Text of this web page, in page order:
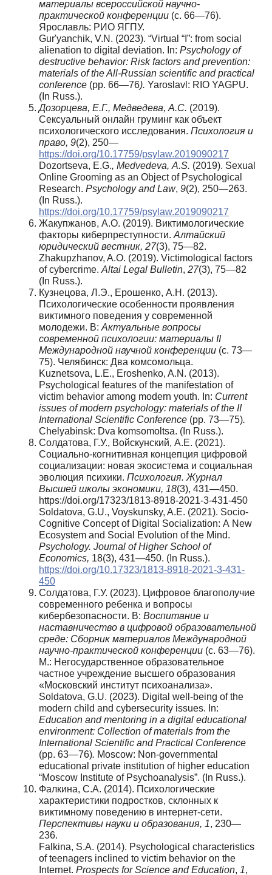
материалы всероссийской научно-
практической конференции (с. 66—76).
Ярославль: РИО ЯГПУ.
Gur'yanchik, V.N. (2023). “Virtual “I”: from social
alienation to digital deviation. In: Psychology of
destructive behavior: Risk factors and prevention:
materials of the All-Russian scientific and practical
conference (рр. 66—76). Yaroslavl: RIO YAGPU.
(In Russ.).
Дозорцева, Е.Г., Медведева, А.С. (2019).
Сексуальный онлайн груминг как объект
психологического исследования. Психология и
право, 9(2), 250—
https://doi.org/10.17759/psylaw.2019090217
Dozortseva, E.G., Medvedeva, А.S. (2019). Sexual
Online Grooming as an Object of Psychological
Research. Psychology and Law, 9(2), 250—263.
(In Russ.).
https://doi.org/10.17759/psylaw.2019090217
Жакупжанов, А.О. (2019). Виктимологические
факторы киберпреступности. Алтайский
юридический вестник, 27(3), 75—82.
Zhakupzhanov, A.O. (2019). Victimological factors
of cybercrime. Altai Legal Bulletin, 27(3), 75—82
(In Russ.).
Кузнецова, Л.Э., Ерошенко, А.Н. (2013).
Психологические особенности проявления
виктимного поведения у современной
молодежи. В: Актуальные вопросы
современной психологии: материалы II
Международной научной конференции (с. 73—
75). Челябинск: Два комсомольца.
Kuznetsova, L.E., Eroshenko, A.N. (2013).
Psychological features of the manifestation of
victim behavior among modern youth. In: Current
issues of modern psychology: materials of the II
International Scientific Conference (рр. 73—75).
Chelyabinsk: Dva komsomoltsa. (In Russ.).
Солдатова, Г.У., Войскунский, А.Е. (2021).
Социально-когнитивная концепция цифровой
социализации: новая экосистема и социальная
эволюция психики. Психология. Журнал
Высшей школы экономики, 18(3), 431—450.
https://doi.org/17323/1813-8918-2021-3-431-450
Soldatova, G.U., Voyskunsky, A.E. (2021). Socio-
Cognitive Concept of Digital Socialization: А New
Ecosystem and Social Evolution of the Mind.
Psychology. Journal of Higher School of
Economics, 18(3), 431—450. (In Russ.).
https://doi.org/10.17323/1813-8918-2021-3-431-
450
Cолдатова, Г.У. (2023). Цифровое благополучие
современного ребенка и вопросы
кибербезопасности. В: Воспитание и
наставничество в цифровой образовательной
среде: Сборник материалов Международной
научно-практической конференции (с. 63—76).
М.: Негосударственное образовательное
частное учреждение высшего образования
«Московский институт психоанализа».
Soldatova, G.U. (2023). Digital well-being of the
modern child and cybersecurity issues. In:
Education and mentoring in a digital educational
environment: Collection of materials from the
International Scientific and Practical Conference
(pp. 63—76). Moscow: Non-governmental
educational private institution of higher education
“Moscow Institute of Psychoanalysis”. (In Russ.).
Фалкина, С.А. (2014). Психологические
характеристики подростков, склонных к
виктимному поведению в интернет-сети.
Перспективы науки и образования, 1, 230—
236.
Falkina, S.A. (2014). Psychological characteristics
of teenagers inclined to victim behavior on the
Internet. Prospects for Science and Education, 1,